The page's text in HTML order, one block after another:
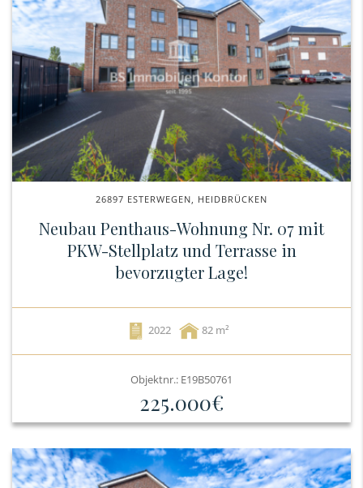
26897 ESTERWEGEN, HEIDBRÜCKEN
Neubau Penthaus-Wohnung Nr. 07 mit
PKW-Stellplatz und Terrasse in
bevorzugter Lage!
2022 82
Objektnr.: E19B50761
225.000€